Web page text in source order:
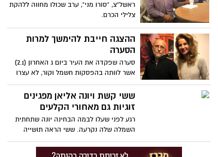
ראשל"צ, "סורו מני", ערב שכולו מחווה ללהקת
צלילי הכרם.
ההצגה חייבת להימשך למרות
הסערה
סערה שפקדה את העיר ביום ג האחרון (2.1)
אשר לוותה בהפסקות חשמל וקור, לא עצרו
850 איש לבוא ולפתוח עונה בהיכל עם הצגת
הבימה "הצמה של אבא" בכיכובם של רובי
פורת שובל ויעקב כהן.
ששי קשת ויונה אליאן מפגינים
זוגיות גם מאחורי הקלעים
רגע לפני שעלו לבמה הבחינה יונה שתחתית
השמלה שלה נקרעה. ששי הראה תושייה
ובעזרת צוות ההיכל ארגן חוט ומחט ותפר לה
מכפלת.